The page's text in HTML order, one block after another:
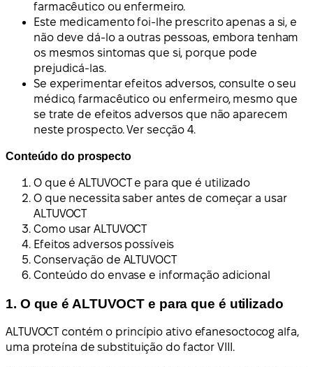
farmacêutico ou enfermeiro.
Este medicamento foi-lhe prescrito apenas a si, e
não deve dá-lo a outras pessoas, embora tenham
os mesmos sintomas que si, porque pode
prejudicá-las.
Se experimentar efeitos adversos, consulte o seu
médico, farmacêutico ou enfermeiro, mesmo que
se trate de efeitos adversos que não aparecem
neste prospecto. Ver secção 4.
Conteúdo do prospecto
O que é ALTUVOCT e para que é utilizado
O que necessita saber antes de começar a usar
ALTUVOCT
Como usar ALTUVOCT
Efeitos adversos possíveis
Conservação de ALTUVOCT
Conteúdo do envase e informação adicional
1. O que é ALTUVOCT e para que é utilizado
ALTUVOCT contém o princípio ativo efanesoctocog alfa,
uma proteína de substituição do factor VIII.